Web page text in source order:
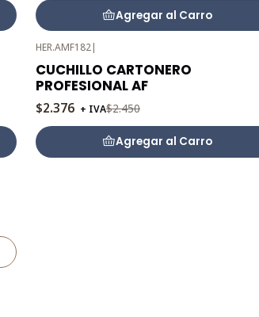
Agregar al Carro
-3%
OFF
HER.AMF182|
CUCHILLO CARTONERO
PROFESIONAL AF
$2.376 + IVA$2.450
Agregar al Carro